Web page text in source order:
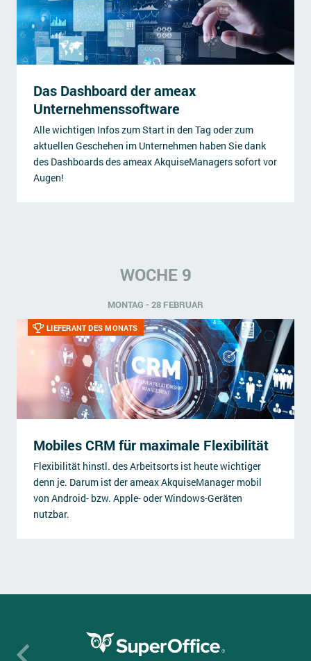
Das Dashboard der ameax
Unternehmenssoftware
Alle wichtigen Infos zum Start in den Tag oder zum
aktuellen Geschehen im Unternehmen haben Sie dank
des Dashboards des ameax AkquiseManagers sofort vor
Augen!
WOCHE 9
MONTAG - 28 FEBRUAR
LIEFERANT DES MONATS
Mobiles CRM für maximale Flexibilität
Flexibilität hinstl. des Arbeitsorts ist heute wichtiger
denn je. Darum ist der ameax AkquiseManager mobil
von Android- bzw. Apple- oder Windows-Geräten
nutzbar.